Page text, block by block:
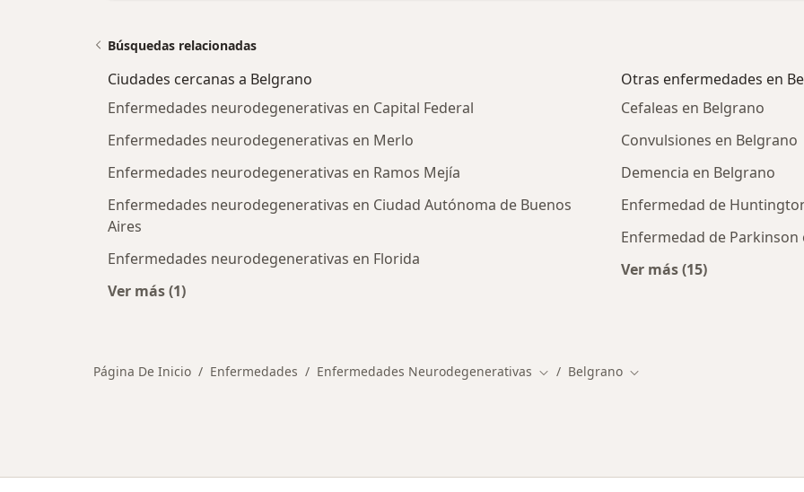
Búsquedas relacionadas
Ciudades cercanas a Belgrano
Enfermedades neurodegenerativas en Capital Federal
Enfermedades neurodegenerativas en Merlo
Enfermedades neurodegenerativas en Ramos Mejía
Enfermedades neurodegenerativas en Ciudad Autónoma de Buenos
Aires
Enfermedades neurodegenerativas en Florida
Ver más (1)
Otras enfermedades en
Cefaleas en Belgrano
Convulsiones en Belgrano
Demencia en Belgrano
Enfermedad de
Enfermedad de Parkinson
Ver más (15)
Página De Inicio Enfermedades Enfermedades Neurodegenerativas Cambiar de ciudad
Belgrano Cambiar de ciudad